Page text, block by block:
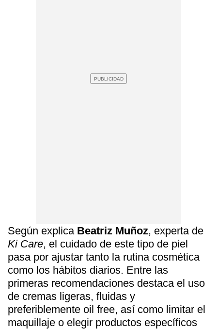
Según explica Beatriz Muñoz, experta de
Ki Care, el cuidado de este tipo de piel
pasa por ajustar tanto la rutina cosmética
como los hábitos diarios. Entre las
primeras recomendaciones destaca el uso
de cremas ligeras, fluidas y
preferiblemente oil free, así como limitar el
maquillaje o elegir productos específicos